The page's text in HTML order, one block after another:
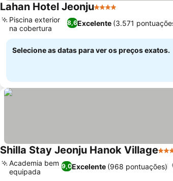
Lahan Hotel Jeonju4 Estrelas
8,6Excelente (3.571
Piscina exterior
na cobertura
Selecione as datas para ver os preços exatos.
Shilla Stay Jeonju Hanok Village3
9,0Excelente (968 pontuações)
Academia bem
equipada